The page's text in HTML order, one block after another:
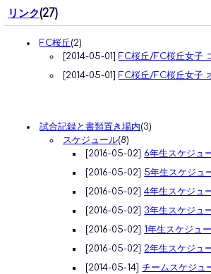
リンク(27)
FC桜丘(2)
[2014-05-01] FC桜丘/FC桜丘女子
[2014-05-01] FC桜丘/FC桜丘女子
試合記録と書類置き場内(3)
スケジュール(8)
[2016-05-02] 6年生スケジュ
[2016-05-02] 5年生スケジュ
[2016-05-02]4年生スケジュ
[2016-05-02] 3年生スケジュ
[2016-05-02] 1年生スケジュ
[2016-05-02] 2年生スケジュ
[2014-05-14]チームスケジュ